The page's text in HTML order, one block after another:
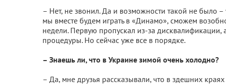
– Нет, не звонил. Да и возможности такой не было
мы вместе будем играть в «Динамо», сможем
недели. Первую пропускал из-за
процедуры. Но сейчас уже все в порядке.
– Знаешь ли, что в Украине зимой очень холодно?
– Да, мне друзья рассказывали, что в здешних